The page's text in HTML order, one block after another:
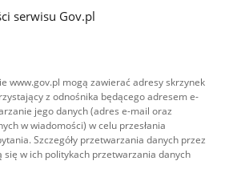
serwisu Gov.pl
www.gov.pl mogą zawierać adresy skrzynek
z odnośnika będącego adresem e-
jego danych (adres e-mail oraz
w wiadomości) w celu przesłania
Szczegóły przetwarzania danych przez
się w ich politykach przetwarzania danych